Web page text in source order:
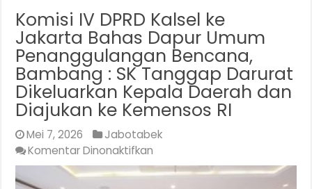
Komisi IV DPRD Kalsel ke
Jakarta Bahas Dapur Umum
Penanggulangan Bencana,
Bambang : SK Tanggap Darurat
Dikeluarkan Kepala Daerah dan
Diajukan ke Kemensos RI
Mei 7, 2026
Jabotabek
Komentar Dinonaktifkan
Komisi